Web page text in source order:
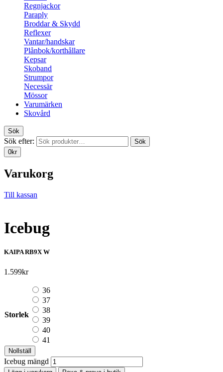
Regnjackor
Paraply
Broddar & Skydd
Reflexer
Vantar/handskar
Plånbok/korthållare
Kepsar
Skoband
Strumpor
Necessär
Mössor
Varumärken
Skovård
Sök
Sök efter:
Sök
0kr
Varukorg
Till kassan
Icebug
KAIPA RB9X W
1.599kr
Storlek
36
37
38
39
40
41
Nollställ
Icebug mängd